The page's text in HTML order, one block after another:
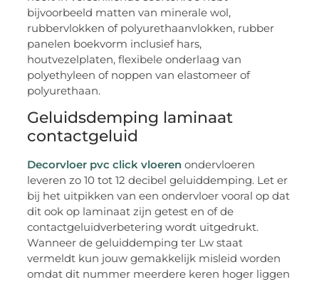
bijvoorbeeld matten van minerale wol,
rubbervlokken of polyurethaanvlokken, rubber
panelen boekvorm inclusief hars,
houtvezelplaten, flexibele onderlaag van
polyethyleen of noppen van elastomeer of
polyurethaan.
Geluidsdemping laminaat
contactgeluid
Decorvloer pvc click vloeren ondervloeren
leveren zo 10 tot 12 decibel geluiddemping. Let er
bij het uitpikken van een ondervloer vooral op dat
dit ook op laminaat zijn getest en of de
contactgeluidverbetering wordt uitgedrukt.
Wanneer de geluiddemping ter Lw staat
vermeldt kun jouw gemakkelijk misleid worden
omdat dit nummer meerdere keren hoger liggen